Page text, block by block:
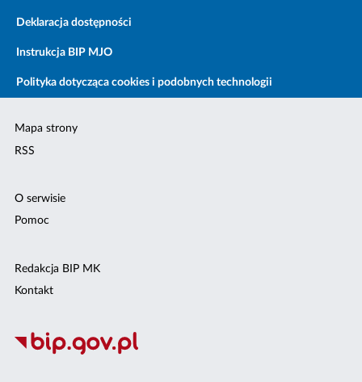
Deklaracja dostępności
Instrukcja BIP MJO
Polityka dotycząca cookies i podobnych technologii
Mapa strony
RSS
O serwisie
Pomoc
Redakcja BIP MK
Kontakt